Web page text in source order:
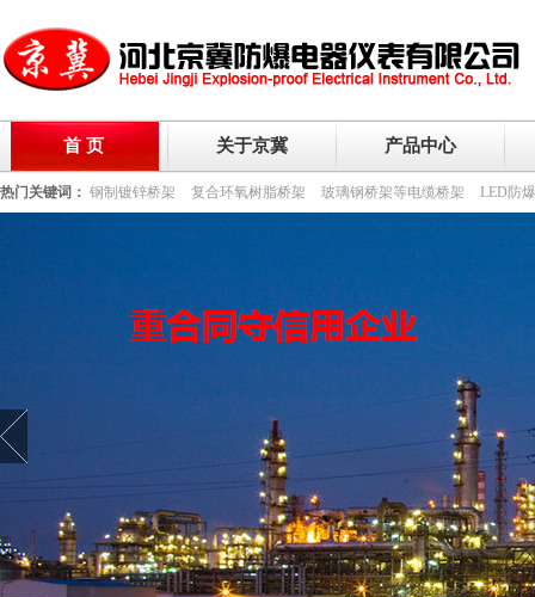
首 页 关于京冀 产品中心
热门关键词： 钢制镀锌桥架 复合环氧树脂桥架 玻璃钢桥架等电缆桥架 LED防